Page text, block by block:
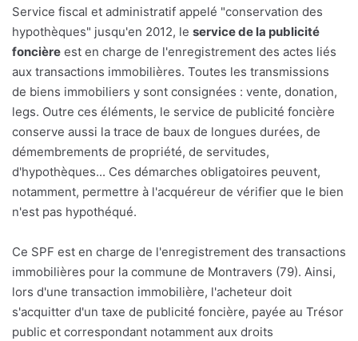
Service fiscal et administratif appelé "conservation des
hypothèques" jusqu'en 2012, le service de la publicité
foncière est en charge de l'enregistrement des actes liés
aux transactions immobilières. Toutes les transmissions
de biens immobiliers y sont consignées : vente, donation,
legs. Outre ces éléments, le service de publicité foncière
conserve aussi la trace de baux de longues durées, de
démembrements de propriété, de servitudes,
d'hypothèques... Ces démarches obligatoires peuvent,
notamment, permettre à l'acquéreur de vérifier que le bien
n'est pas hypothéqué.
Ce SPF est en charge de l'enregistrement des transactions
immobilières pour la commune de Montravers (79). Ainsi,
lors d'une transaction immobilière, l'acheteur doit
s'acquitter d'un taxe de publicité foncière, payée au Trésor
public et correspondant notamment aux droits